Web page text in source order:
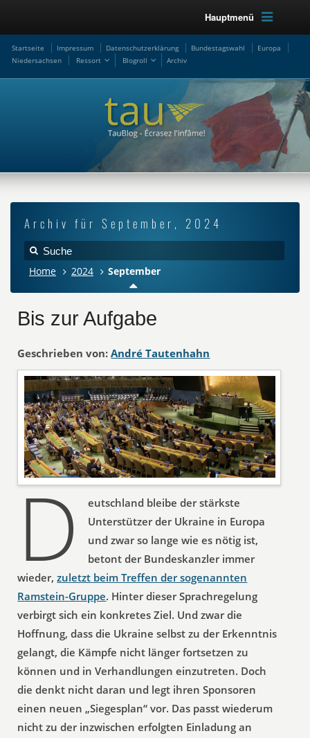
Hauptmenü
Startseite Impressum Datenschutzerklärung Bundestagswahl
Europa
Niedersachsen
Ressort Blogroll Archiv
Archiv für September, 2024
Home 2024 September
Bis zur Aufgabe
Geschrieben von: André Tautenhahn
D
eutschland bleibe der stärkste
Unterstützer der Ukraine in Europa
und zwar so lange wie es nötig ist,
betont der Bundeskanzler immer
wieder,zuletzt beim Treffen der sogenannten
Ramstein-Gruppe. Hinter dieser Sprachregelung
verbirgt sich ein konkretes Ziel. Und zwar die
Hoffnung, dass die Ukraine selbst zu der Erkenntnis
gelangt, die Kämpfe nicht länger fortsetzen zu
können und in Verhandlungen einzutreten. Doch
die denkt nicht daran und legt ihren Sponsoren
einen neuen „Siegesplan“ vor. Das passt wiederum
nicht zu der inzwischen erfolgten Einladung an